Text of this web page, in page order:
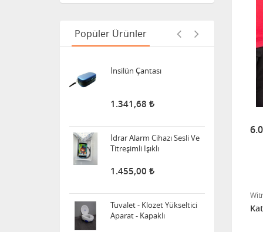
Popüler Ürünler
388,00
İdrar Alarm Cihazı Sesli Ve
Titreşimli Işıklı
Tuvalet - Klozet Yükseltici
Aparat - Kapaklı